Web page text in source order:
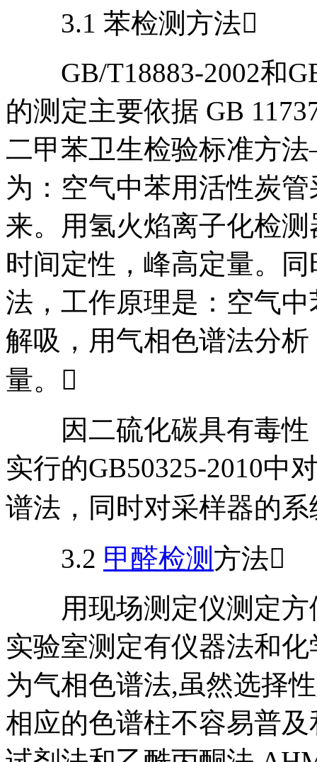
3.1 苯检测方法
GB/T18883-2002和
的测定主要依据 GB
二甲苯卫生检验标准方
为：空气中苯用活性炭
来。用氢火焰离子化检
时间定性，峰高定量。
法，工作原理是：空气
解吸，用气相色谱法分
量。
因二硫化碳具有毒性
实行的GB50325-2010中
谱法，同时对采样器的
3.2 甲醛检测 方法
用现场测定仪测定方
实验室测定有仪器法和
为气相色谱法,虽然选择
相应的色谱柱不容易普